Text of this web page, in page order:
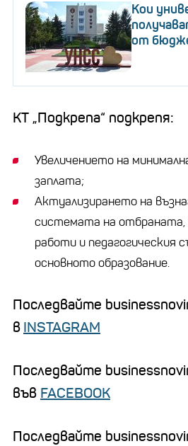
Кои
от
КТ „Подкрепа“ подкрепя:
Увеличението на
заплата;
Актуализирането на
системата на
работи и педагогическия
основното образование.
Последвайте
в INSTAGRAM
Последвайте
във FACEBOOK
Последвайте